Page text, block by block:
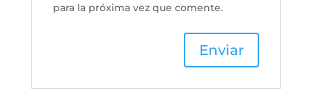
para la próxima vez que comente.